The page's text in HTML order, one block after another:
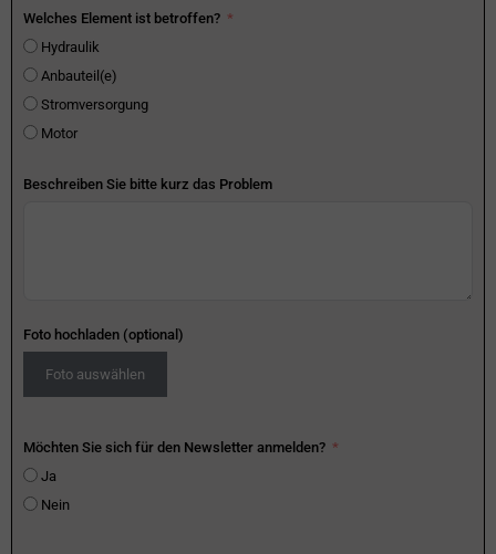
Welches Element ist betroffen?
Hydraulik
Anbauteil(e)
Stromversorgung
Motor
Beschreiben Sie bitte kurz das Problem
Foto hochladen (optional)
Foto auswählen
Möchten Sie sich für den Newsletter anmelden?
Ja
Nein